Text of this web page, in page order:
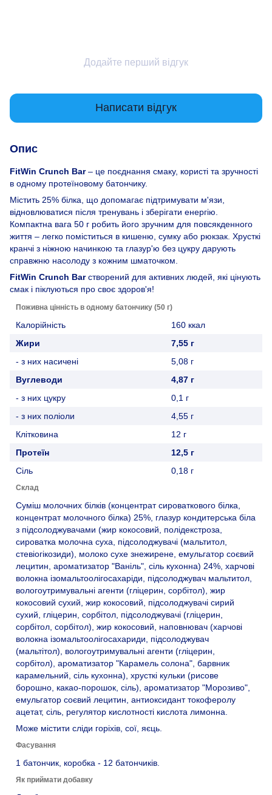
Додайте перший відгук
Написати відгук
Опис
FitWin Crunch Bar– це поєднання смаку, користі та зручності
в одному протеїновому батончику.
Містить 25% білка, що допомагає підтримувати м'язи,
відновлюватися після тренувань і зберігати енергію.
Компактна вага 50 г робить його зручним для повсякденного
життя – легко поміститься в кишеню, сумку або рюкзак. Хрусткі
кранчі з ніжною начинкою та глазур'ю без цукру дарують
справжню насолоду з кожним шматочком.
FitWin Crunch Barстворений для активних людей, які цінують
смак і піклуються про своє здоров'я!
Поживна цінність в одному батончику (50 г)
Калорійність
160 ккал
Жири
7,55 г
- з них насичені
5,08 г
Вуглеводи
4,87 г
- з них цукру
0,1 г
- з них поліоли
4,55 г
Клітковина
12 г
Протеїн
12,5 г
Сіль
0,18 г
Склад
Суміш молочних білків (концентрат сироваткового білка,
концентрат молочного білка) 25%, глазур кондитерська біла
з підсолоджувачами (жир кокосовий, полідекстроза,
сироватка молочна суха, підсолоджувачі (мальтитол,
стевіогікозиди), молоко сухе знежирене, емульгатор соєвий
лецитин, ароматизатор "Ваніль", сіль кухонна) 24%, харчові
волокна ізомальтоолігосахаріди, підсолоджувач мальтитол,
вологоутримувальні агенти (гліцерин, сорбітол), жир
кокосовий сухий, жир кокосовий, підсолоджувачі сирий
сухий, гліцерин, сорбітол, підсолоджувачі (гліцерин,
сорбітол, сорбітол), жир кокосовий, наповнювач (харчові
волокна ізомальтоолігосахариди, підсолоджувач
(мальтітол), вологоутримувальні агенти (гліцерин,
сорбітол), ароматизатор "Карамель солона", барвник
карамельний, сіль кухонна), хрусткі кульки (рисове
борошно, какао-порошок, сіль), ароматизатор "Морозиво",
емульгатор соєвий лецитин, антиоксидант токоферолу
ацетат, сіль, регулятор кислотності кислота лимонна.
Може містити сліди горіхів, сої, яєць.
Фасування
1 батончик, коробка - 12 батончиків.
Як приймати добавку